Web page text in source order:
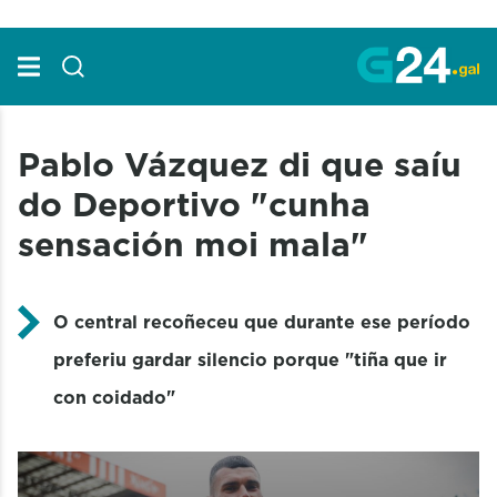
Pablo Vázquez di que saíu
do Deportivo "cunha
sensación moi mala"
O central recoñeceu que durante ese período
preferiu gardar silencio porque "tiña que ir
con coidado"